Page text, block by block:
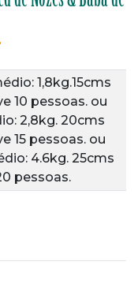
1,8kg.15cms
10 pessoas. ou
2,8kg. 20cms
15 pessoas. ou
4.6kg. 25cms
pessoas.